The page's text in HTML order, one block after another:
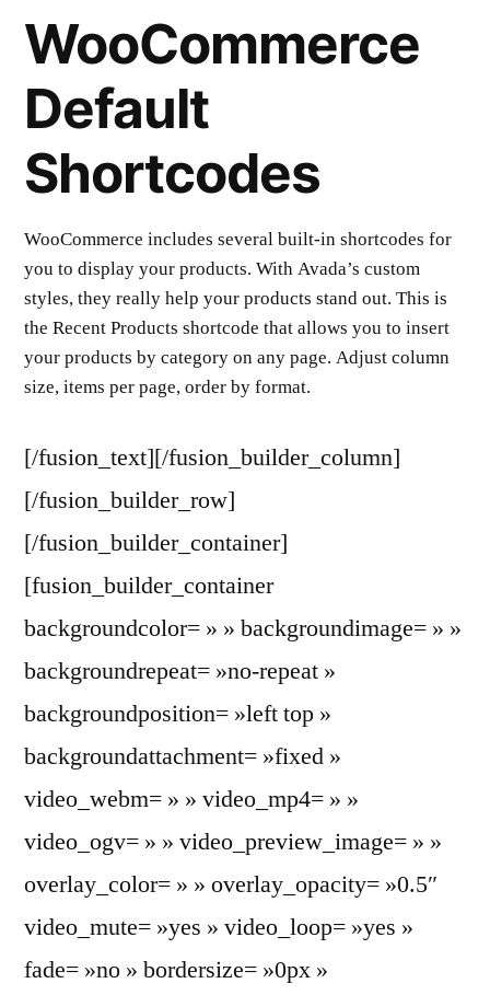
WooCommerce
Default
Shortcodes
WooCommerce includes several built-in shortcodes for
you to display your products. With Avada’s custom
styles, they really help your products stand out. This is
the Recent Products shortcode that allows you to insert
your products by category on any page. Adjust column
size, items per page, order by format.
[/fusion_text][/fusion_builder_column]
[/fusion_builder_row]
[/fusion_builder_container]
[fusion_builder_container
backgroundcolor= » » backgroundimage= » »
backgroundrepeat= »no-repeat »
backgroundposition= »left top »
backgroundattachment= »fixed »
video_webm= » » video_mp4= » »
video_ogv= » » video_preview_image= » »
overlay_color= » » overlay_opacity= »0.5″
video_mute= »yes » video_loop= »yes »
fade= »no » bordersize= »0px »